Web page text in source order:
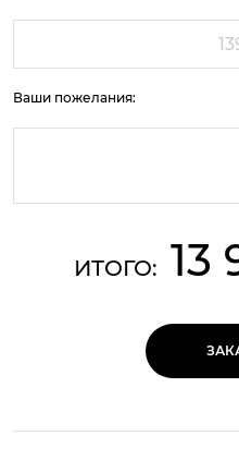
Ваши пожелания:
ИТОГО: 13